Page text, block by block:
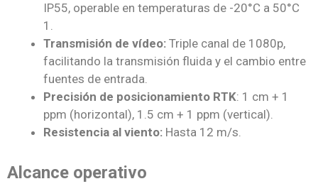
IP55, operable en temperaturas de -20°C a 50°C
1.
Transmisión de vídeo: Triple canal de 1080p,
facilitando la transmisión fluida y el cambio entre
fuentes de entrada.
Precisión de posicionamiento RTK: 1 cm + 1
ppm (horizontal), 1.5 cm + 1 ppm (vertical).
Resistencia al viento: Hasta 12 m/s.
Alcance operativo